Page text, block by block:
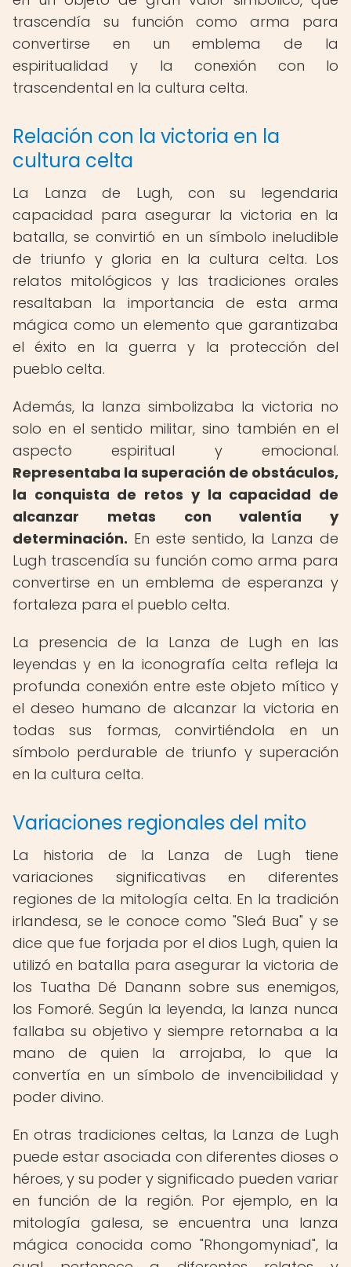
trascendía su función como arma para
convertirse en un emblema de la
espiritualidad y la conexión con lo
trascendental en la cultura celta.
Relación con la victoria en la
cultura celta
La Lanza de Lugh, con su legendaria
capacidad para asegurar la victoria en la
batalla, se convirtió en un símbolo ineludible
de triunfo y gloria en la cultura celta. Los
relatos mitológicos y las tradiciones orales
resaltaban la importancia de esta arma
mágica como un elemento que garantizaba
el éxito en la guerra y la protección del
pueblo celta.
Además, la lanza simbolizaba la victoria no
solo en el sentido militar, sino también en el
aspecto espiritual y emocional.
Representaba la superación de obstáculos,
la conquista de retos y la capacidad de
alcanzar metas con valentía y
determinación. En este sentido, la Lanza de
Lugh trascendía su función como arma para
convertirse en un emblema de esperanza y
fortaleza para el pueblo celta.
La presencia de la Lanza de Lugh en las
leyendas y en la iconografía celta refleja la
profunda conexión entre este objeto mítico y
el deseo humano de alcanzar la victoria en
todas sus formas, convirtiéndola en un
símbolo perdurable de triunfo y superación
en la cultura celta.
Variaciones regionales del mito
La historia de la Lanza de Lugh tiene
variaciones significativas en diferentes
regiones de la mitología celta. En la tradición
irlandesa, se le conoce como "Sleá Bua" y se
dice que fue forjada por el dios Lugh, quien la
utilizó en batalla para asegurar la victoria de
los Tuatha Dé Danann sobre sus enemigos,
los Fomoré. Según la leyenda, la lanza nunca
fallaba su objetivo y siempre retornaba a la
mano de quien la arrojaba, lo que la
convertía en un símbolo de invencibilidad y
poder divino.
En otras tradiciones celtas, la Lanza de Lugh
puede estar asociada con diferentes dioses o
héroes, y su poder y significado pueden variar
en función de la región. Por ejemplo, en la
mitología galesa, se encuentra una lanza
mágica conocida como "Rhongomyniad", la